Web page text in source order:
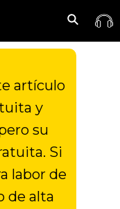
artículo
y
su
Si
labor de
de alta